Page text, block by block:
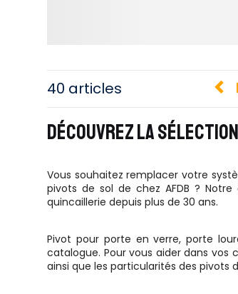
40 articles 1
DÉCOUVREZ LA
Vous souhaitez remplacer votre
pivots de sol de chez AFDB ?
quincaillerie depuis plus de 30 ans.
Pivot pour porte en verre, porte
catalogue. Pour vous aider dans vos
ainsi que les particularités des pivots